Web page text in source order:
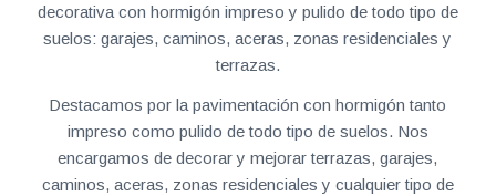
decorativa con hormigón impreso y pulido de todo tipo de
suelos: garajes, caminos, aceras, zonas residenciales y
terrazas.
Destacamos por la pavimentación con hormigón tanto
impreso como pulido de todo tipo de suelos. Nos
encargamos de decorar y mejorar terrazas, garajes,
caminos, aceras, zonas residenciales y cualquier tipo de